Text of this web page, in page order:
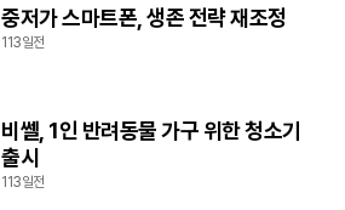
중저가 스마트폰, 생존 전략 재조정
113일전
비쎌, 1인 반려동물 가구 위한 청소기
출시
113일전